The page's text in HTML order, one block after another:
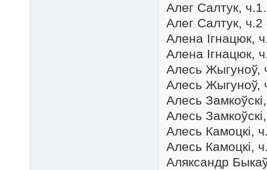
Алег Салтук,
Алег Салтук,
Алена Ігнацюк,
Алена Ігнацюк,
Алесь Жыгуноў,
Алесь Жыгуноў,
Алесь
Алесь
Алесь Камоцкі,
Алесь Камоцкі,
Аляксандр